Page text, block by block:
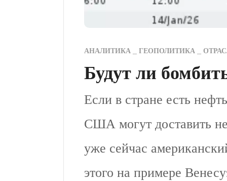
АНАЛИТИКА ГЕОПОЛИТИКА
Будут ли
Если в стране есть
США могут доставить
уже сейчас
этого на примере